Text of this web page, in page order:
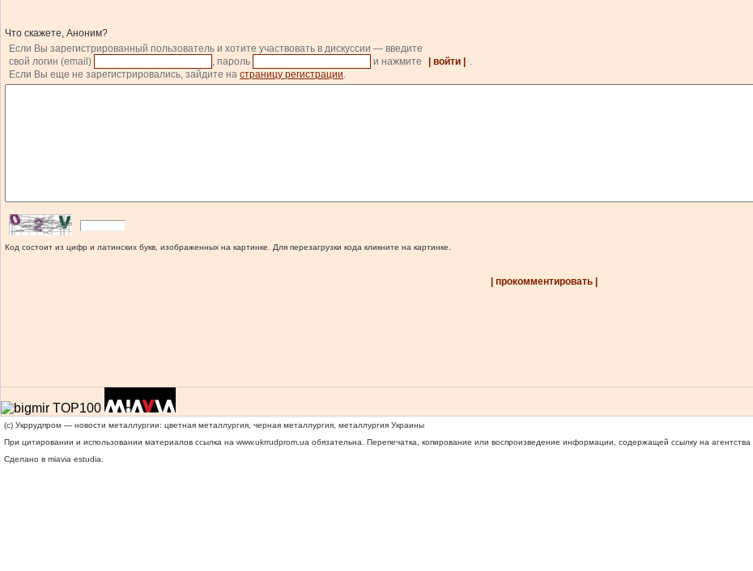
Что скажете, Аноним?
Если Вы зарегистрированный пользователь и хотите участвовать в дискуссии — введите
свой логин (email)
, пароль и нажмите | войти |
.
Если Вы еще не зарегистрировались, зайдите на страницу регистрации.
Код состоит из цифр и латинских букв, изображенных на картинке. Для перезагрузки кода кликните на картинке.
| прокомментировать |
(c) Укррудпром — новости металлургии: цветная металлургия, черная металлургия, металлургия Украины
При цитировании и использовании материалов ссылка на www.ukrrudprom.ua обязательна. Перепечатка, копирование или воспроизведение информации, содержащей ссылку на
Сделано в miavia estudia.